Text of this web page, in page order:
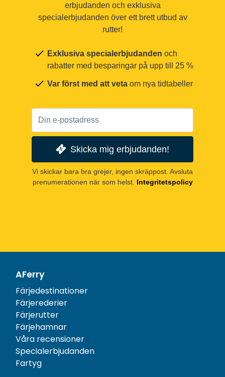
erbjudanden och exklusiva
specialerbjudanden över ett brett utbud av
rutter!
Exklusiva specialerbjudanden och
rabatter med besparingar på upp till 25 %
Var först med att veta om nya tidtabeller
Skicka mig erbjudanden!
Vi skickar bara bra grejer, ingen skräppost. Avsluta
prenumerationen när som helst. Integritetspolicy
AFerry
Färjedestinationer
Färjerederier
Färjerutter
Färjehamnar
Våra recensioner
Specialerbjudanden
Fartyg